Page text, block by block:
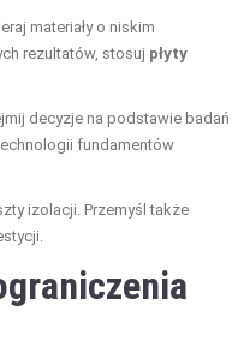
materiały o niskim
rezultatów, stosuj płyty
decyzje na podstawie badań
fundamentów
izolacji. Przemyśl także